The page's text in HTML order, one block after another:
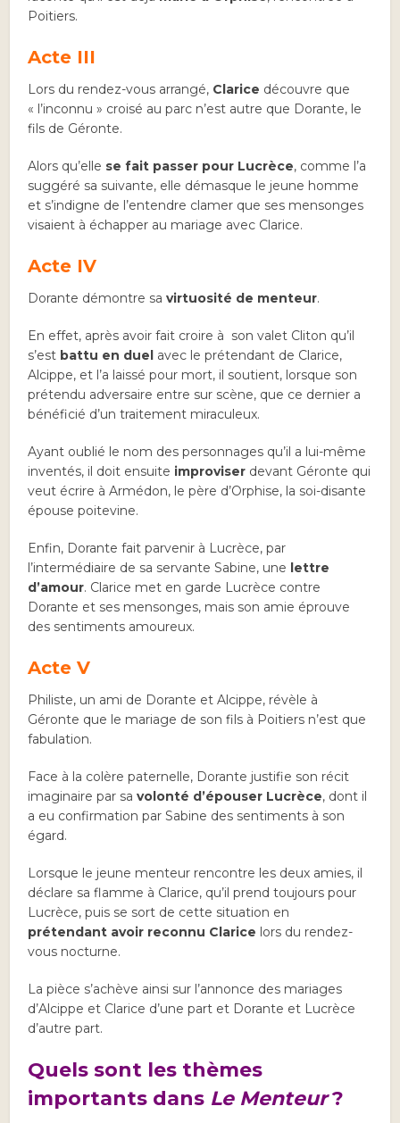
Poitiers.
Acte III
Lors du rendez-vous arrangé, Clarice découvre que
« l’inconnu » croisé au parc n’est autre que Dorante, le
fils de Géronte.
Alors qu’elle se fait passer pour Lucrèce, comme l’a
suggéré sa suivante, elle démasque le jeune homme
et s’indigne de l’entendre clamer que ses mensonges
visaient à échapper au mariage avec Clarice.
Acte IV
Dorante démontre savirtuosité de menteur.
En effet, après avoir fait croire à son valet Cliton qu’il
s’est battu en duel avec le prétendant de Clarice,
Alcippe, et l’a laissé pour mort, il soutient, lorsque son
prétendu adversaire entre sur scène, que ce dernier a
bénéficié d’un traitement miraculeux.
Ayant oublié le nom des personnages qu’il a lui-même
inventés, il doit ensuite improviser devant Géronte qui
veut écrire à Armédon, le père d’Orphise, la soi-disante
épouse poitevine.
Enfin, Dorante fait parvenir à Lucrèce, par
l’intermédiaire de sa servante Sabine, une lettre
d’amour. Clarice met en garde Lucrèce contre
Dorante et ses mensonges, mais son amie éprouve
des sentiments amoureux.
Acte V
Philiste, un ami de Dorante et Alcippe, révèle à
Géronte que le mariage de son fils à Poitiers n’est que
fabulation.
Face à la colère paternelle, Dorante justifie son récit
imaginaire par savolonté d’épouser Lucrèce, dont il
a eu confirmation par Sabine des sentiments à son
égard.
Lorsque le jeune menteur rencontre les deux amies, il
déclare sa flamme à Clarice, qu’il prend toujours pour
Lucrèce, puis se sort de cette situation en
prétendant avoir reconnu Clarice lors du rendez-
vous nocturne.
La pièce s’achève ainsi sur l’annonce des mariages
d’Alcippe et Clarice d’une part et Dorante et Lucrèce
d’autre part.
Quels sont les thèmes
importants dans Le Menteur?